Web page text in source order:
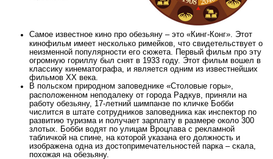
Самое известное кино про обезьяну – это «Кинг-Конг». Этот
кинофильм имеет несколько римейков, что свидетельствует о
неизменной популярности его сюжета. Первый фильм про эту
огромную гориллу был снят в 1933 году. Этот фильм вошел в
классику кинематографа, и является одним из известнейших
фильмов XX века.
В польском природном заповеднике «Столовые горы»,
расположенном неподалеку от города Радкув, приняли на
работу обезьяну, 17-летний шимпанзе по кличке Бобби
числится в штате сотрудников заповедника как инспектор по
развитию туризма и получает зарплату в размере около 300
злотых. Бобби водят по улицам Вроцлава с рекламной
табличкой на спине, на которой указана его должность и
изображена одна из достопримечательностей парка – скала,
похожая на обезьяну.